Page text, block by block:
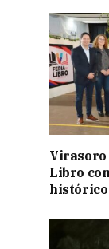
Virasoro
Libro
histórico